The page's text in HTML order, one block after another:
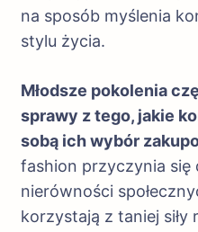
na sposób myślenia
stylu życia.
Młodsze pokolenia
sprawy z tego, jakie
sobą ich wybór
fashion przyczynia się
nierówności
korzystają z taniej siły